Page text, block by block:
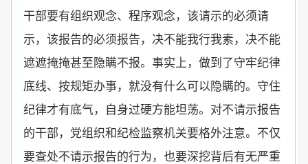
干部要有组织观念、程序观念，该请示的必须请
示，该报告的必须报告，决不能我行我素，决不能
遮遮掩掩甚至隐瞒不报。事实上，做到了守牢纪律
底线、按规矩办事，就没有什么可以隐瞒的。守住
纪律才有底气，自身过硬方能坦荡。对不请示报告
的干部，党组织和纪检监察机关要格外注意。不仅
要查处不请示报告的行为，也要深挖背后有无严重